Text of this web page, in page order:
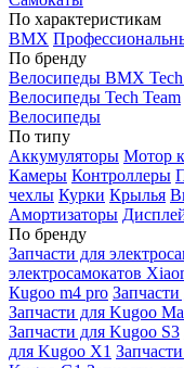
По характеристикам
BMX
По бренду
Велосипеды BMX Tech
Велосипеды Tech Team
Велосипеды
По типу
Аккумуляторы Мотор
Камеры Контроллеры
чехлы Курки Крылья
Амортизаторы
По бренду
Запчасти для
электросамокатов
Кugoo m4 pro
Запчасти для Kugoo
Запчасти для Kugoo S3
для Kugoo X1